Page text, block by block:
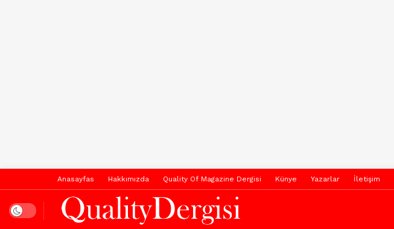
Anasayfas Hakkımızda Quality Of Magazine Dergisi Künye Yazarlar İletişim
Dark mode